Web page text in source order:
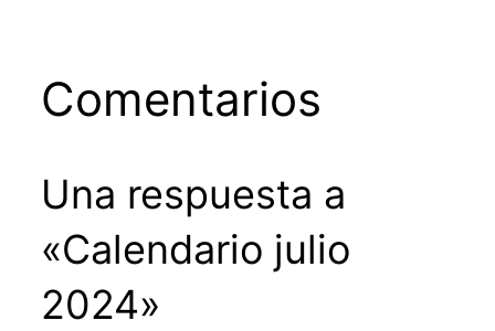
Comentarios
Una respuesta a
«Calendario julio
2024»